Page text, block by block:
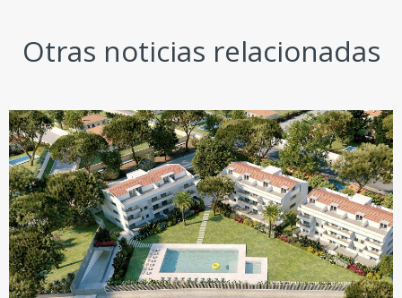
Otras noticias relacionadas